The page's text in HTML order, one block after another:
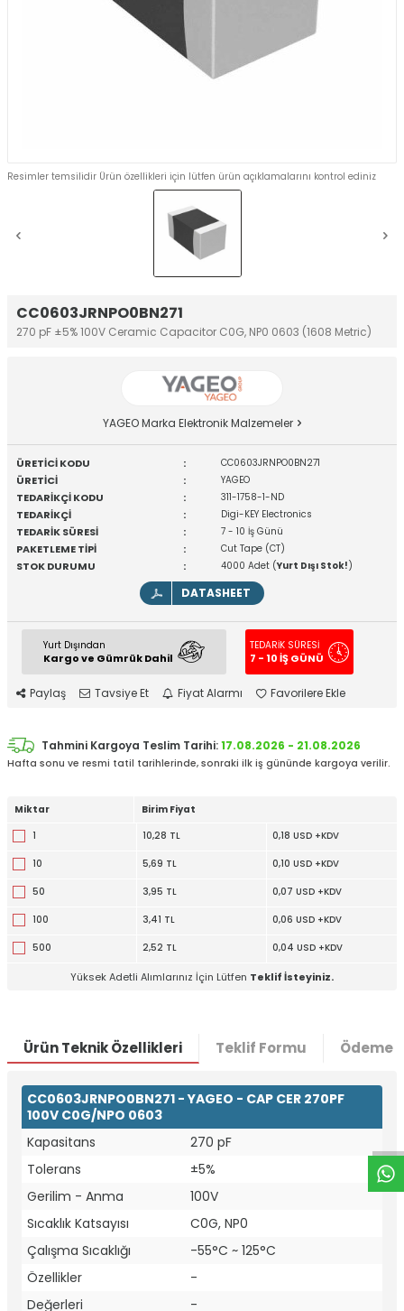
W
h
t
a
p
p
D
e
s
e
H
a
t
t
CC0603JRNPO0BN271
270 pF ±5% 100V Ceramic Capacitor C0G, NP0 0603 (1608 Metric)
Resimler temsilidir Ürün özellikleri için lütfen ürün açıklamalarını kontrol ediniz
YAGEO Marka Elektronik Malzemeler
ÜRETİCİ KODU : CC0603JRNPO0BN271
ÜRETİCİ : YAGEO
TEDARİKÇİ KODU : 311-1758-1-ND
TEDARİKÇİ : Digi-KEY Electronics
TEDARİK SÜRESİ : 7 - 10 İş Günü
PAKETLEME TİPİ : Cut Tape (CT)
STOK DURUMU : 4000 Adet (Yurt Dışı Stok!)
DATASHEET
Yurt Dışından
Kargo ve Gümrük Dahil
TEDARİK SÜRESİ
7 - 10 İŞ GÜNÜ
Paylaş Tavsiye Et Fiyat Alarmı Favorilere Ekle
Tahmini Kargoya Teslim Tarihi:17.08.2026 - 21.08.2026
Hafta sonu ve resmi tatil tarihlerinde, sonraki ilk iş gününde kargoya verilir.
Miktar
Birim Fiyat
1
10,28 TL 0,18 USD +KDV
10 5,69 TL 0,10 USD +KDV
50 3,95 TL 0,07 USD +KDV
100 3,41 TL 0,06 USD +KDV
500 2,52 TL 0,04 USD +KDV
Yüksek Adetli Alımlarınız İçin Lütfen Teklif İsteyiniz.
Ürün Teknik Özellikleri Teklif Formu Ödeme
CC0603JRNPO0BN271 - YAGEO - CAP CER 270PF
100V C0G/NPO 0603
Kapasitans
270 pF
Tolerans
±5%
Gerilim - Anma
100V
Sıcaklık Katsayısı
C0G, NP0
Çalışma Sıcaklığı
-55°C ~ 125°C
Özellikler
-
Değerleri
-